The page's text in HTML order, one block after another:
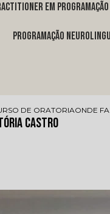
em
programação
DE ORATORIAONDE
Castro